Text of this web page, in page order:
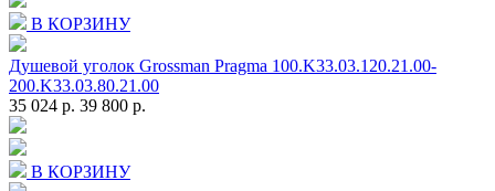
В КОРЗИНУ
Душевой уголок Grossman Pragma 100.K33.03.120.21.00-
200.K33.03.80.21.00
35 024 р. 39 800 р.
В КОРЗИНУ